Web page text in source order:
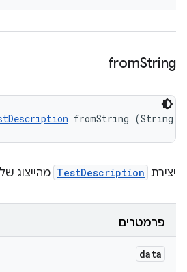
fromString
fromString (String
יצירת TestDescription מהייצוג של
פרמטרים
data